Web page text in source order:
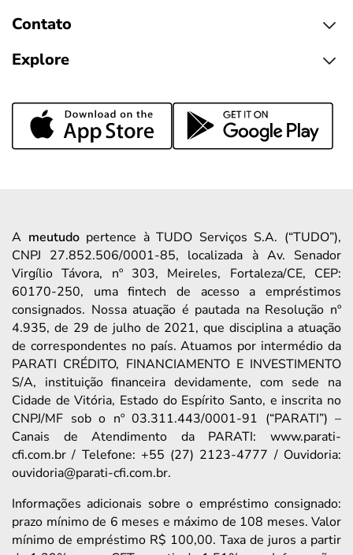
Contato
Explore
A meutudopertence à TUDO Serviços S.A. (“TUDO”),
CNPJ 27.852.506/0001-85, localizada à Av. Senador
Virgílio Távora, nº 303, Meireles, Fortaleza/CE, CEP:
60170-250, uma fintech de acesso a empréstimos
consignados. Nossa atuação é pautada na Resolução nº
4.935, de 29 de julho de 2021, que disciplina a atuação
de correspondentes no país. Atuamos por intermédio da
PARATI CRÉDITO, FINANCIAMENTO E INVESTIMENTO
S/A, instituição financeira devidamente, com sede na
Cidade de Vitória, Estado do Espírito Santo, e inscrita no
CNPJ/MF sob o nº 03.311.443/0001-91 (“PARATI”) –
Canais de Atendimento da PARATI: www.parati-
cfi.com.br / Telefone: +55 (27) 2123-4777 / Ouvidoria:
ouvidoria@parati-cfi.com.br.
Informações adicionais sobre o empréstimo consignado:
prazo mínimo de 6 meses e máximo de 108 meses. Valor
mínimo de empréstimo R$ 100,00. Taxa de juros a partir